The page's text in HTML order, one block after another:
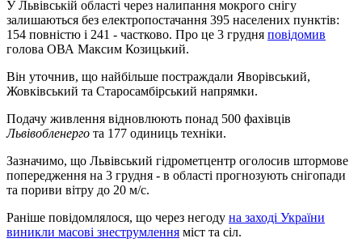
У Львівській області через налипання мокрого снігу
залишаються без електропостачання 395 населених пунктів:
154 повністю і 241 - частково. Про це 3 грудня повідомив
голова ОВА Максим Козицький.
Він уточнив, що найбільше постраждали Яворівський,
Жовківський та Старосамбірський напрямки.
Подачу живлення відновлюють понад 500 фахівців
Львівобленерго та 177 одиниць техніки.
Зазначимо, що Львівський гідрометцентр оголосив штормове
попередження на 3 грудня - в області прогнозують снігопади
та пориви вітру до 20 м/с.
Раніше повідомлялося, що через негоду на заході України
виникли масові знеструмлення міст та сіл.